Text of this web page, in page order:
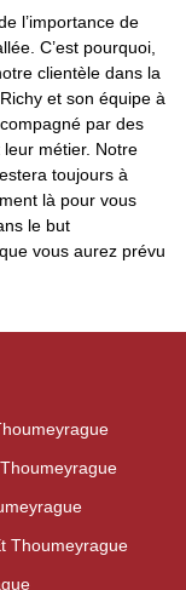
l’importance de
C’est pourquoi,
clientèle dans la
et son équipe à
par des
métier. Notre
toujours à
là pour vous
le but
vous aurez prévu
Thoumeyrague